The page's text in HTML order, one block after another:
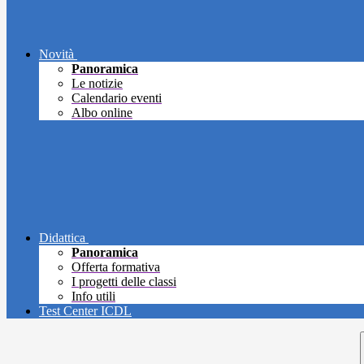
Novità
Panoramica
Le notizie
Calendario eventi
Albo online
Didattica
Panoramica
Offerta formativa
I progetti delle classi
Info utili
Test Center ICDL